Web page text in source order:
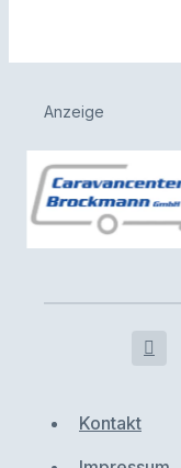
Anzeige
Kontakt